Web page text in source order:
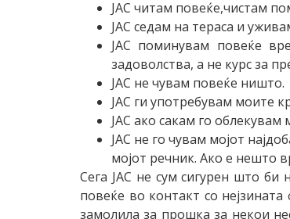
ЈАС читам повеќе,чистам
ЈАС седам на тераса и
ЈАС поминувам повеќе
задоволства, а не курс за
ЈАС не чувам повеќе ништо.
ЈАС ги употребувам моите
ЈАС ако сакам го
ЈАС не го чувам мојот
мојот речник. Ако е нешто
Сега ЈАС не сум сигурен што би
повеќе во контакт со
замолила за прошка за некои